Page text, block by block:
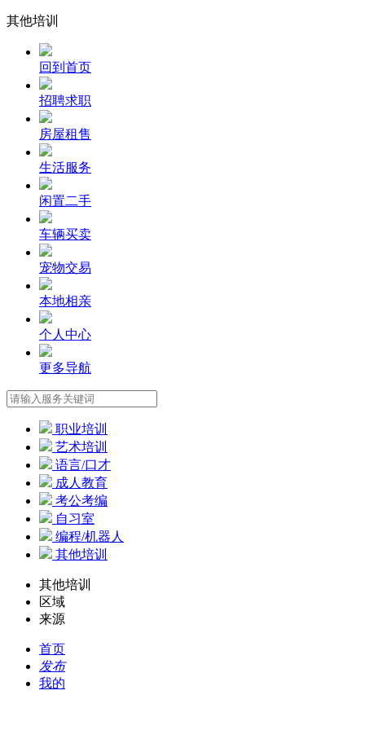
其他培训
回到首页
招聘求职
房屋租售
生活服务
闲置二手
车辆买卖
宠物交易
本地相亲
个人中心
更多导航
职业培训
艺术培训
语言/口才
成人教育
考公考编
自习室
编程/机器人
其他培训
其他培训
区域
来源
首页
发布
我的